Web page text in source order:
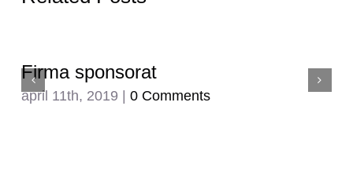
Firma sponsorat
april 11th, 2019 0 Comments